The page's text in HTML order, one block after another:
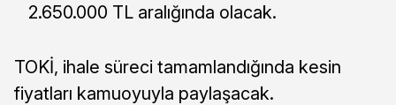
2.650.000 TL aralığında olacak.
TOKİ, ihale süreci tamamlandığında kesin
fiyatları kamuoyuyla paylaşacak.